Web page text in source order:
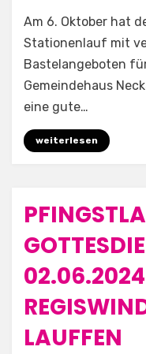
by Aufwind e.V.
Am 6. Oktober hat
Stationenlauf mit
Bastelangeboten
Gemeindehaus
eine gute…
weiterlesen
Posted
on
4. Juni 2024
Allgemein
02.06.2024
LAUFFEN